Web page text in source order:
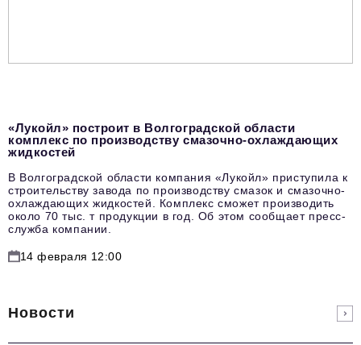
«Лукойл» построит в Волгоградской области
комплекс по производству смазочно-охлаждающих
жидкостей
В Волгоградской области компания «Лукойл» приступила к
строительству завода по производству смазок и смазочно-
охлаждающих жидкостей. Комплекс сможет производить
около 70 тыс. т продукции в год. Об этом сообщает пресс-
служба компании.
14 февраля 12:00
Новости